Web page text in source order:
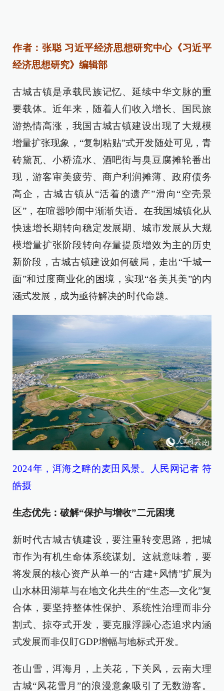
作者：张聪 习近平经济思想研究中心《习近平
经济思想研究》编辑部
古城古镇是承载民族记忆、延续中华文脉的重
要载体。近年来，随着人们收入增长、国民旅
游热情高涨，我国古城古镇建设出现了大规模
增量扩张现象，“复制粘贴”式开发随处可见，青
砖黛瓦、小桥流水、酒吧街与臭豆腐摊轮番出
现，游客审美疲劳、商户利润摊薄、政府债务
高企，古城古镇从“活着的遗产”滑向“空壳景
区”，在喧嚣吵闹中渐渐失语。在我国城镇化从
快速增长期转向稳定发展期、城市发展从大规
模增量扩张阶段转向存量提质增效为主的历史
新阶段，古城古镇建设如何破局，走出“千城一
面”和过度商业化的困境，实现“各美其美”的内
涵式发展，成为亟待解决的时代命题。
2024年，洱海之畔的麦田风景。人民网记者 符
皓摄
生态优先：破解“保护与增收”二元困境
新时代古城古镇建设，要注重转变思路，把城
市作为有机生命体系统谋划。这就意味着，要
将发展的核心资产从单一的“古建+风情”扩展为
山水林田湖草与在地文化共生的“生态—文化”复
合体，要坚持整体性保护、系统性治理而非分
割式、掠夺式开发，要克服浮躁心态追求内涵
式发展而非仅盯GDP增幅与地标式开发。
苍山雪，洱海月，上关花，下关风，云南大理
古城“风花雪月”的浪漫意象吸引了无数游客。